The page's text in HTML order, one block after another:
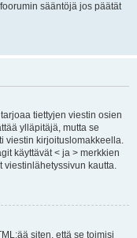
sääntöjä jos päätät
tiettyjen viestin osien
ylläpitäjä, mutta se
viestin kirjoituslomakkeella.
käyttävät < ja > merkkien
viestinlähetyssivun kautta.
siten, että se toimisi